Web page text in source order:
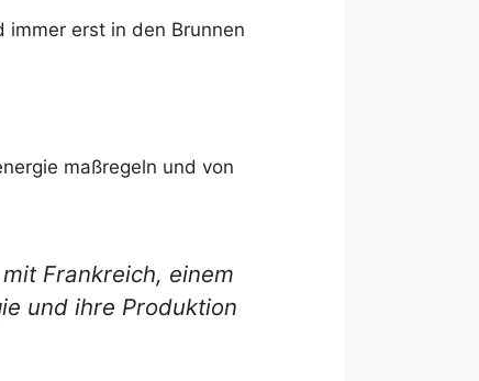
immer erst in den Brunnen
maßregeln und von
Frankreich, einem
und ihre Produktion